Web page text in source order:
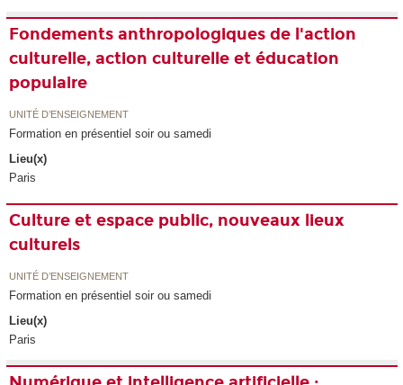
Fondements anthropologiques de l'action
culturelle, action culturelle et éducation
populaire
UNITÉ D’ENSEIGNEMENT
Formation en présentiel soir ou samedi
Lieu(x)
Paris
Culture et espace public, nouveaux lieux
culturels
UNITÉ D’ENSEIGNEMENT
Formation en présentiel soir ou samedi
Lieu(x)
Paris